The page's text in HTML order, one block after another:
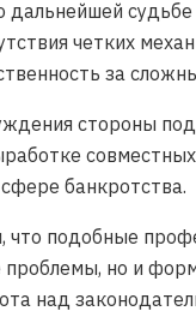
дальнейшей
четких
за
стороны
банкротства.
подобные
проблемы, но и
над